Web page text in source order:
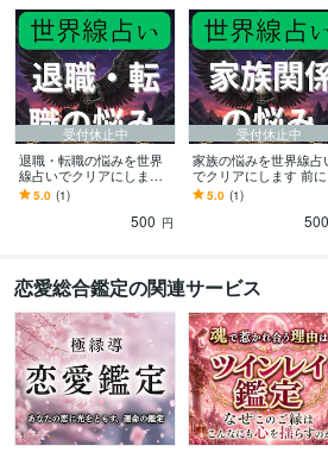
受付休止中
退職・転職の悩みを世界
線占いでクリアにします
前に進むために2つの異な
る世界線を鑑定書にして
5.0 (1)
500 円
受付休止中
家族の悩みを世界線占
でクリアにします 前に
むために2つの異なる世
線を鑑定書にしてお渡し
5.0 (1)
500
恋愛総合鑑定の関連サービス